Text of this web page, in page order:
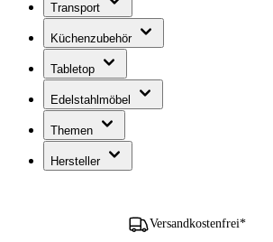
Transport
Küchenzubehör
Tabletop
Edelstahlmöbel
Themen
Hersteller
Versandkostenfrei*